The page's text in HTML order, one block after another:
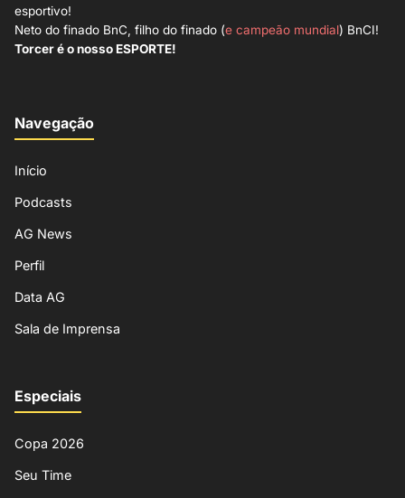
esportivo!
Neto do finado BnC, filho do finado (e campeão mundial) BnCI!
Torcer é o nosso ESPORTE!
Navegação
Início
Podcasts
AG News
Perfil
Data AG
Sala de Imprensa
Especiais
Copa 2026
Seu Time